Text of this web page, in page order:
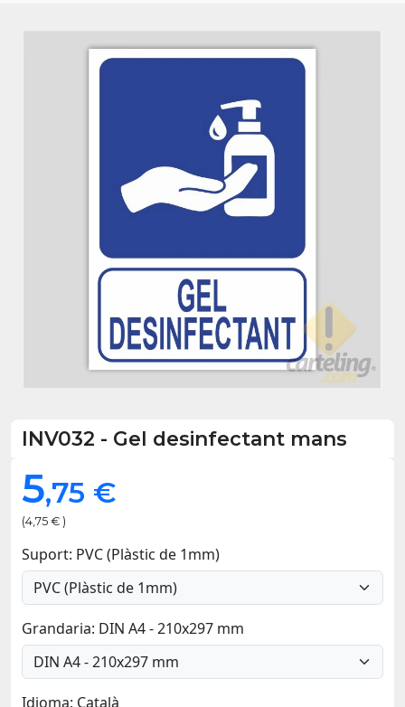
INV032 - Gel desinfectant mans
5,75 €
(4,75 € )
Suport: PVC (Plàstic de 1mm)
Grandaria: DIN A4 - 210x297 mm
Idioma: Català